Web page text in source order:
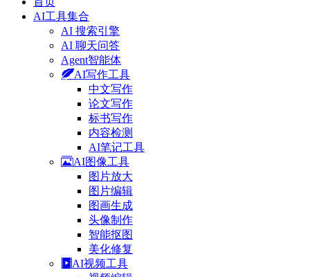
AI工具集合
AI 搜索引擎
AI 聊天问答
Agent智能体
AI写作工具
中文写作
论文写作
标书写作
内容检测
AI笔记工具
AI图像工具
图片放大
图片编辑
图画生成
头像制作
智能抠图
美化修复
AI视频工具